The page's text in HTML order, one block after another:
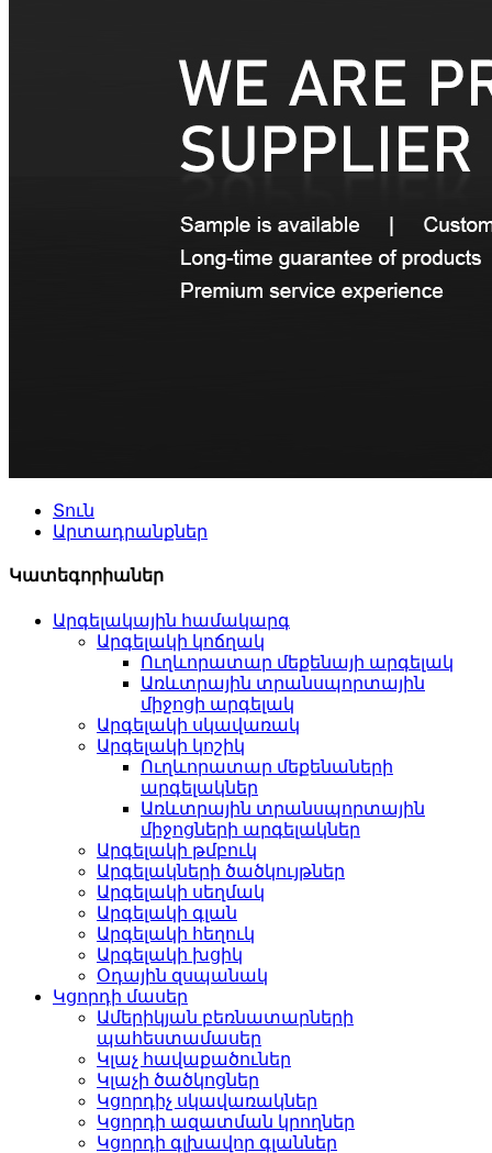
Տուն
Արտադրանքներ
Կատեգորիաներ
Արգելակային համակարգ
Արգելակի կոճղակ
Ուղևորատար մեքենայի արգելակ
Առևտրային տրանսպորտային
միջոցի արգելակ
Արգելակի սկավառակ
Արգելակի կոշիկ
Ուղևորատար մեքենաների
արգելակներ
Առևտրային տրանսպորտային
միջոցների արգելակներ
Արգելակի թմբուկ
Արգելակների ծածկույթներ
Արգելակի սեղմակ
Արգելակի գլան
Արգելակի հեղուկ
Արգելակի խցիկ
Օդային զսպանակ
Կցորդի մասեր
Ամերիկյան բեռնատարների
պահեստամասեր
Կլաչ հավաքածուներ
Կլաչի ծածկոցներ
Կցորդիչ սկավառակներ
Կցորդի ազատման կրողներ
Կցորդի գլխավոր գլաններ